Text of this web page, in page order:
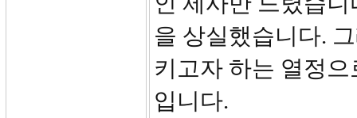
을 상실했습니다.
키고자 하는 열정
입니다.